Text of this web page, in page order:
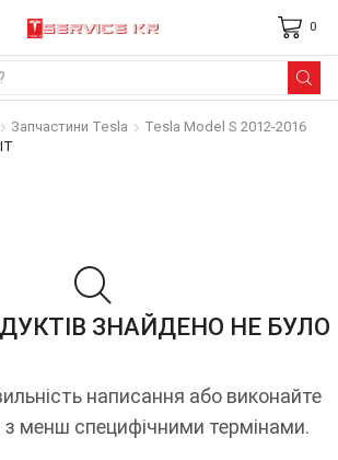
0
Запчастини Tesla
Tesla Model S 2012-2016
ЗНАЙДЕНО НЕ БУЛО
написання або виконайте
менш специфічними термінами.